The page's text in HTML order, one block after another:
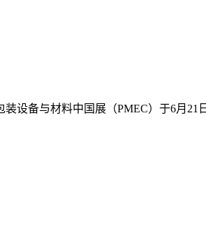
设备与材料中国展（PMEC）于6月